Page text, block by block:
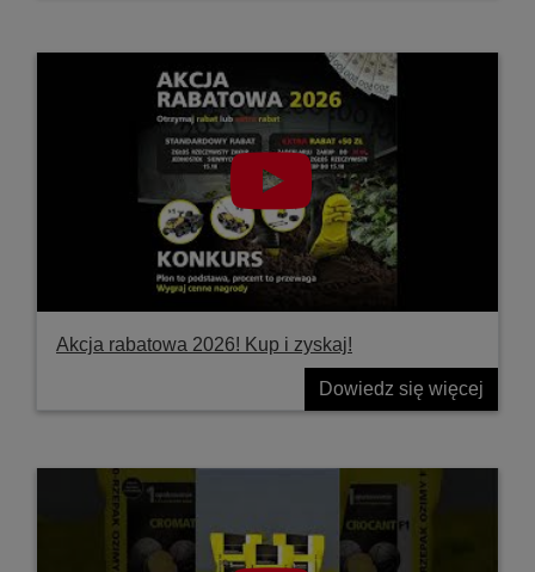
Akcja rabatowa 2026! Kup i zyskaj!
Dowiedz się więcej